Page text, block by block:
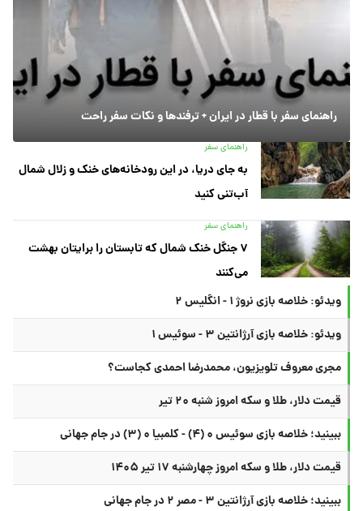
راهنمای سفر با قطار در ایران + ترفندها و نکات سفر راحت
راهنمای سفر
به جای دریا، در این رودخانه‌های خنک و زلال شمال
آب‌تنی کنید
راهنمای سفر
۷ جنگل خنک شمال که تابستان را برایتان بهشت
می‌کنند
ویدئو: خلاصه بازی نروژ ۱ - انگلیس ۲
ویدئو: خلاصه بازی آرژانتین ۳ - سوئیس ۱
مجری معروف تلویزیون، محمدرضا احمدی کجاست؟
قیمت دلار، طلا و سکه امروز شنبه ۲۰ تیر
ببینید؛ خلاصه بازی سوئیس ۰ (۴) - کلمبیا ۰ (۳) در جام جهانی
قیمت دلار، طلا و سکه امروز چهارشنبه ۱۷ تیر ۱۴۰۵
ببینید؛ خلاصه بازی آرژانتین ۳ - مصر ۲ در جام جهانی